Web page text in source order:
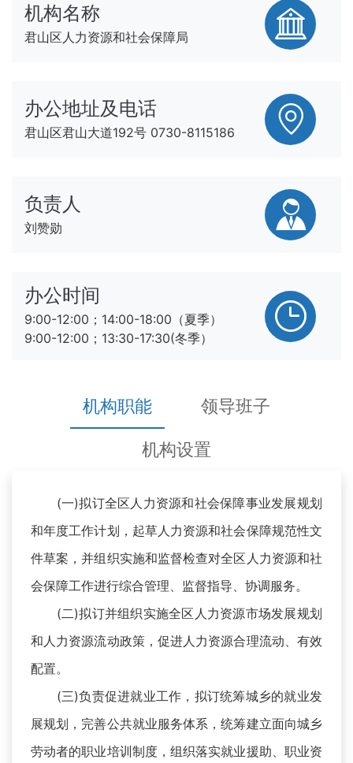
机构名称
君山区人力资源和社会保障局
办公地址及电话
君山区君山大道192号 0730-8115186
负责人
刘赞勋
办公时间
9:00-12:00；14:00-18:00（夏季）
9:00-12:00；13:30-17:30(冬季）
机构职能 领导班子
机构设置
(一)拟订全区人力资源和社会保障事业发展规划
和年度工作计划，起草人力资源和社会保障规范性文
件草案，并组织实施和监督检查对全区人力资源和社
会保障工作进行综合管理、监督指导、协调服务。
(二)拟订并组织实施全区人力资源市场发展规划
和人力资源流动政策，促进人力资源合理流动、有效
配置。
(三)负责促进就业工作，拟订统筹城乡的就业发
展规划，完善公共就业服务体系，统筹建立面向城乡
劳动者的职业培训制度，组织落实就业援助、职业资